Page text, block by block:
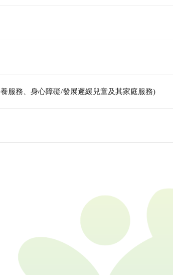
服務、身心障礙/發展遲緩兒童及其家庭服務)